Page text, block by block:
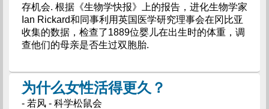
存机会. 根据《生物学快报》上的报告，进化生物学家
Ian Rickard和同事利用英国医学研究理事会在冈比亚
收集的数据，检查了1889位婴儿在出生时的体重，调
查他们的母亲是否生过双胞胎.
为什么女性活得更久？
- 若风 - 科学松鼠会